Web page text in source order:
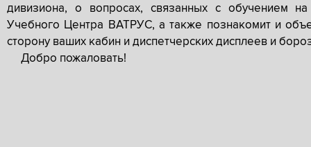
дивизиона, о вопросах, связанных с обучением
Учебного Центра ВАТРУС, а также познакомит и
сторону ваших кабин и диспетчерских дисплеев и
Добро пожаловать!